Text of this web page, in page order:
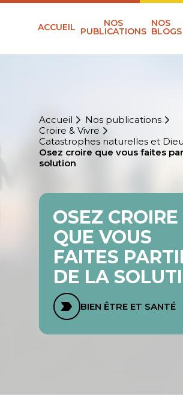
ACCUEIL NOS
PUBLICATIONS
NOS
BLOGS
Accueil
Nos publications
Croire & Vivre
Catastrophes naturelles et Dieu
Osez croire que vous faites
solution
OSEZ CROIRE
QUE VOUS
FAITES
DE LA
BIEN ÊTRE ET SANTÉ